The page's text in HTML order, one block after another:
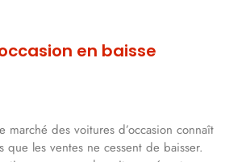
en baisse
marché des voitures d’occasion connaît
que les ventes ne cessent de baisser.